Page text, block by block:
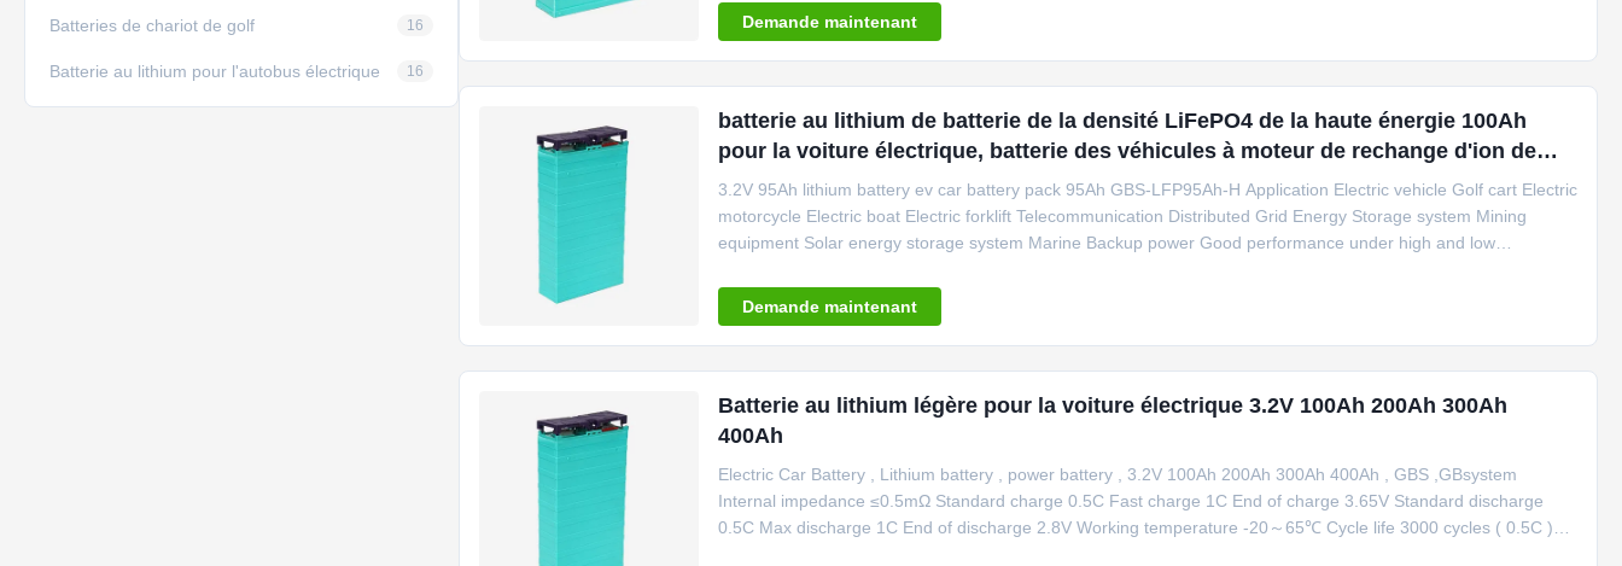
Batteries de chariot de golf 16
Batterie au lithium pour l'autobus électrique 16
3.55V Fast charge method Constant current 40A Charge voltage
Demande maintenant
batterie au lithium de batterie de la densité LiFePO4 de la haute énergie 100Ah
pour la voiture électrique, batterie des véhicules à moteur de rechange d'ion de
lithium
3.2V 95Ah lithium battery ev car battery pack 95Ah GBS-LFP95Ah-H Application Electric vehicle Golf cart Electric
motorcycle Electric boat Electric forklift Telecommunication Distributed Grid Energy Storage system Mining
equipment Solar energy storage system Marine Backup power Good performance under high and low
Production Line Automatic Warehousing System Clear Visual
Demande maintenant
Batterie au lithium légère pour la voiture électrique 3.2V 100Ah 200Ah 300Ah
400Ah
Electric Car Battery , Lithium battery , power battery , 3.2V 100Ah 200Ah 300Ah 400Ah , GBS ,GBsystem
Internal impedance ≤0.5mΩ Standard charge 0.5C Fast charge 1C End of charge 3.65V Standard discharge
0.5C Max discharge 1C End of discharge 2.8V Working temperature -20～65℃ Cycle life 3000 cycles ( 0.5C )